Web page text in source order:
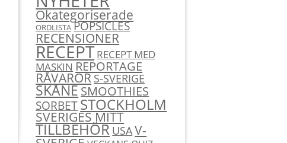
Okategoriserade
ORDLISTA POPSICLES
RECENSIONER
RECEPT RECEPT MED
MASKIN REPORTAGE
RÅVARORS-SVERIGE
SKÅNESMOOTHIES
SORBETSTOCKHOLM
SVERIGES MITT
TILLBEHÖRUSAV-